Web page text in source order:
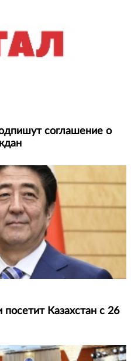
соглашение о
Казахстан с 26